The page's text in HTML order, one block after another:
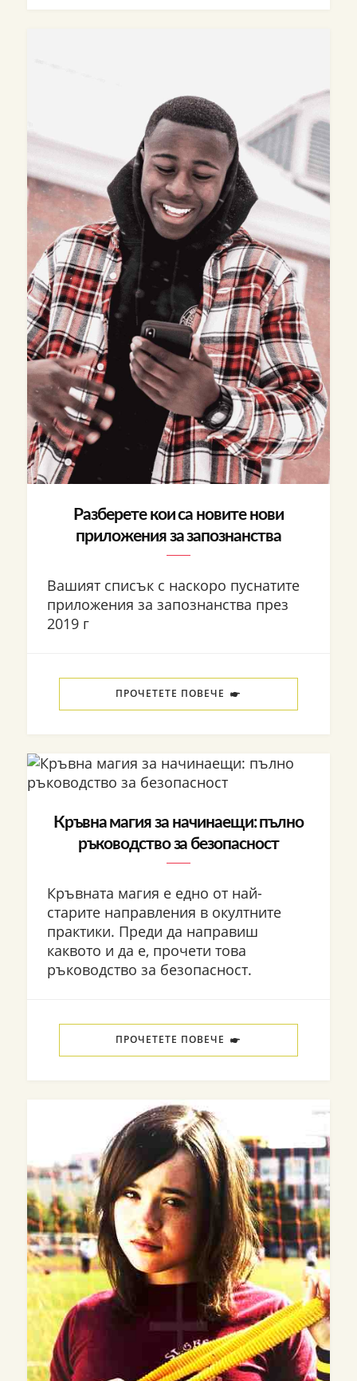
Разберете кои са новите нови
приложения за запознанства
Вашият списък с наскоро пуснатите
приложения за запознанства през
2019 г
ПРОЧЕТЕТЕ ПОВЕЧЕ
Кръвна магия за начинаещи: пълно
ръководство за безопасност
Кръвната магия е едно от най-
старите направления в окултните
практики. Преди да направиш
каквото и да е, прочети това
ръководство за безопасност.
ПРОЧЕТЕТЕ ПОВЕЧЕ